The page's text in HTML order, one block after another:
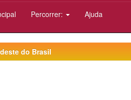
Percorrer: Ajuda
do Brasil